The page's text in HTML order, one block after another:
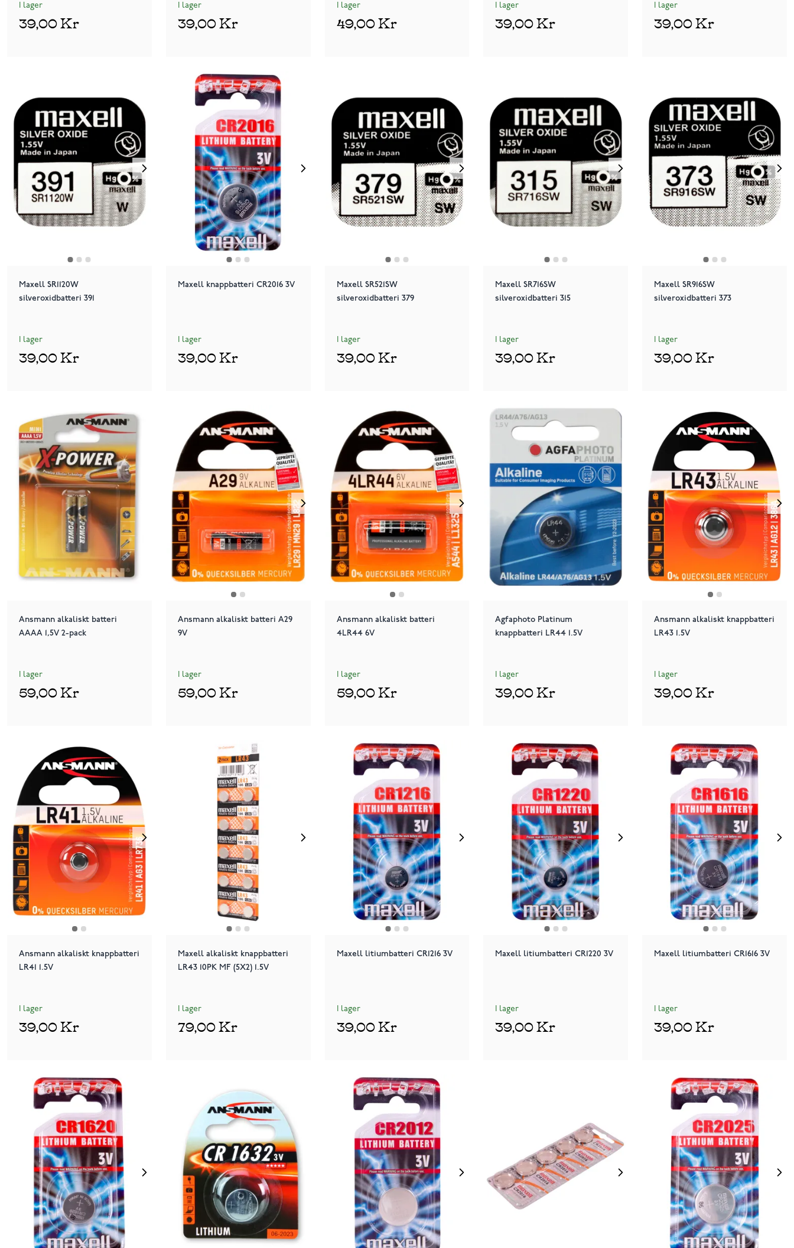
I lager
39,00 Kr
I lager
39,00 Kr
I lager
49,00 Kr
I lager
39,00 Kr
I lager
39,00 Kr
Maxell SR1120W
silveroxidbatteri 391
I lager
39,00 Kr
Maxell knappbatteri CR2016 3V
I lager
39,00 Kr
Maxell SR521SW
silveroxidbatteri 379
I lager
39,00 Kr
Maxell SR716SW
silveroxidbatteri 315
I lager
39,00 Kr
Maxell SR916SW
silveroxidbatteri 373
I lager
39,00 Kr
Ansmann alkaliskt batteri
AAAA 1,5V 2-pack
I lager
59,00 Kr
Ansmann alkaliskt batteri A29
9V
I lager
59,00 Kr
Ansmann alkaliskt batteri
4LR44 6V
I lager
59,00 Kr
Agfaphoto Platinum
knappbatteri LR44 1.5V
I lager
39,00 Kr
Ansmann alkaliskt knappbatteri
LR43 1.5V
I lager
39,00 Kr
Ansmann alkaliskt knappbatteri
LR41 1.5V
I lager
39,00 Kr
Maxell alkaliskt knappbatteri
LR43 10PK MF (5X2) 1.5V
I lager
79,00 Kr
Maxell litiumbatteri CR1216 3V
I lager
39,00 Kr
Maxell litiumbatteri CR1220 3V
I lager
39,00 Kr
Maxell litiumbatteri CR1616 3V
I lager
39,00 Kr